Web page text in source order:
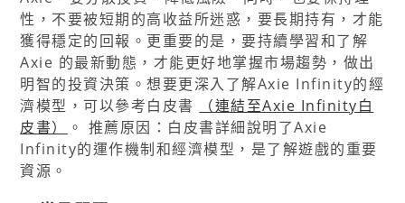
性，不要被短期的高收益所迷惑，要長期持有，才能
獲得穩定的回報。更重要的是，要持續學習和了解
Axie 的最新動態，才能更好地掌握市場趨勢，做出
明智的投資決策。想要更深入了解Axie Infinity的經
濟模型，可以參考白皮書
（連結至Axie Infinity白
皮書）
。 推薦原因：白皮書詳細說明了Axie
Infinity的運作機制和經濟模型，是了解遊戲的重要
資源。